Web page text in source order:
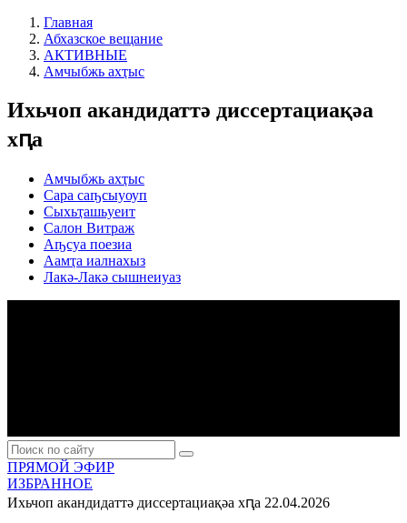
Главная
Абхазское вещание
АКТИВНЫЕ
Амчыбжь ахҭыс
Ихьчоп акандидаттә диссертациақәа
хԥа
Амчыбжь ахҭыс
Сара саҧсыуоуп
Сыхьҭашьуеит
Салон Витраж
Аҧсуа поезиа
Аамҭа иалнахыз
Лакә-Лакә сышнеиуаз
ПРЯМОЙ ЭФИР
ИЗБРАННОЕ
Ихьчоп акандидаттә диссертациақәа хԥа 22.04.2026